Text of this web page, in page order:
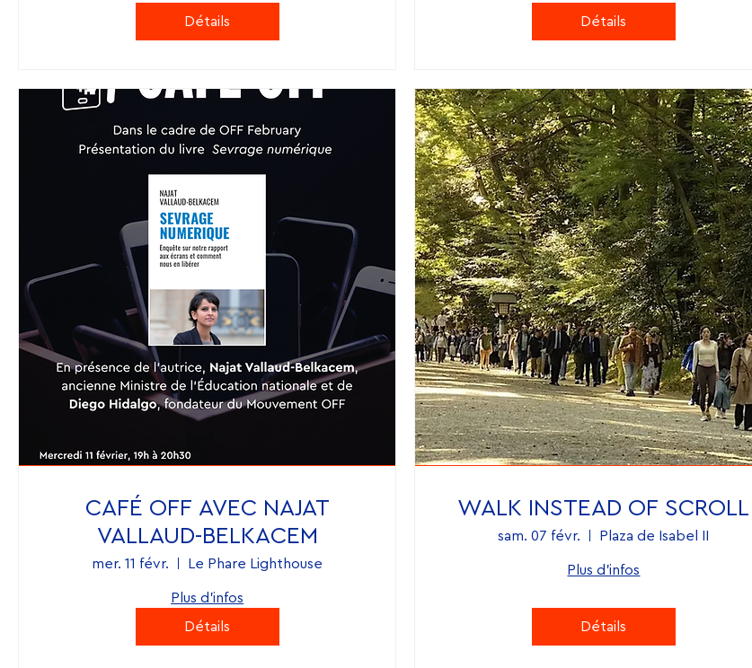
Détails
Détails
CAFÉ OFF AVEC NAJAT
VALLAUD-BELKACEM
mer. 11 févr. Le Phare Lighthouse
Plus d'infos
Détails
WALK INSTEAD OF SCROLL
sam. 07 févr. Plaza de Isabel II
Plus d'infos
Détails